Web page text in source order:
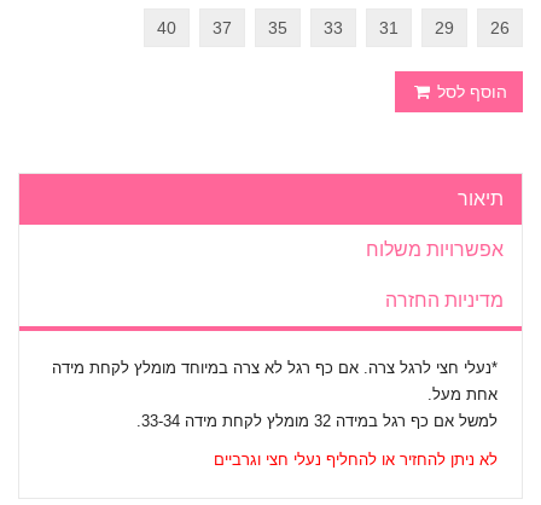
26
29
31
33
35
37
40
הוסף לסל
תיאור
אפשרויות משלוח
מדיניות החזרה
*נעלי חצי לרגל צרה. אם כף רגל לא צרה במיוחד מומלץ לקחת מידה
אחת מעל.
למשל אם כף רגל במידה 32 מומלץ לקחת מידה 33-34.
לא ניתן להחזיר או להחליף נעלי חצי וגרביים